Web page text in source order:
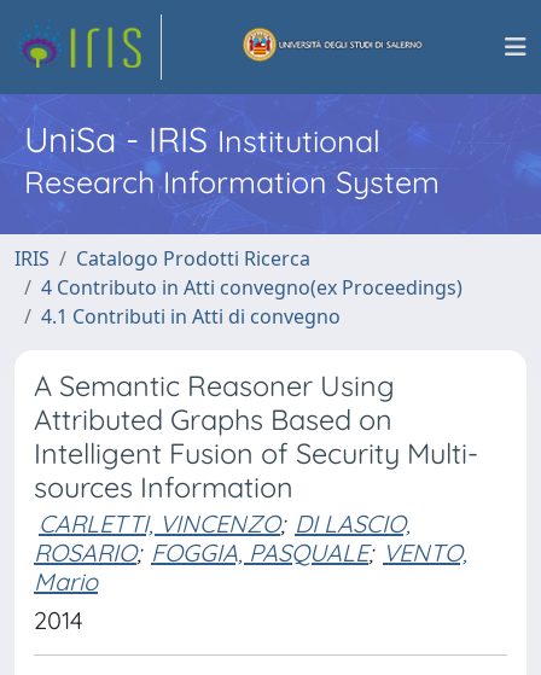
UniSa - IRISInstitutional
Research Information System
IRIS
Catalogo Prodotti Ricerca
4 Contributo in Atti convegno(ex Proceedings)
4.1 Contributi in Atti di convegno
A Semantic Reasoner Using
Attributed Graphs Based on
Intelligent Fusion of Security Multi-
sources Information
CARLETTI, VINCENZO; DI LASCIO,
ROSARIO; FOGGIA, PASQUALE; VENTO,
Mario
2014